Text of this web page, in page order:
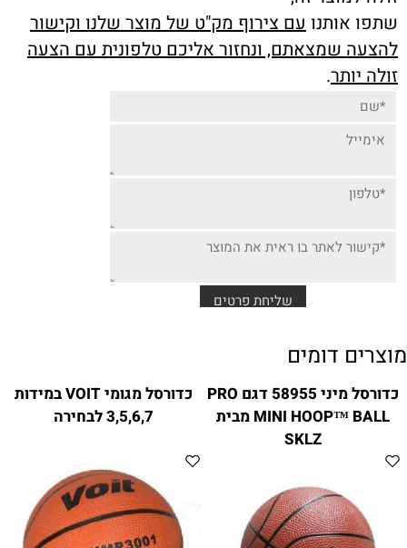
שתפו אותנו עם צירוף מק"ט של מוצר שלנו וקישור
להצעה שמצאתם, ונחזור אליכם טלפונית עם הצעה
זולה יותר.
מוצרים דומים
כדורסל מיני 58955 דגם PRO
MINI HOOP™ BALL מבית
SKLZ
כדורסל מגומי VOIT במידות
3,5,6,7 לבחירה